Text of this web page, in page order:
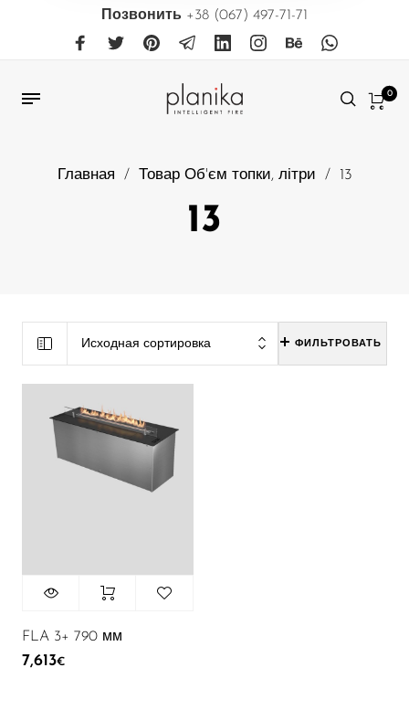
Позвонить +38 (067) 497-71-71
0
Главная / Товар Об'єм топки, літри / 13
13
Исходная сортировка ФИЛЬТРОВАТЬ
FLA 3+ 790 мм
7,613€